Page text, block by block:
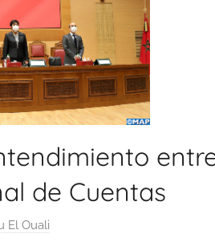
de Cuentas
El Ouali